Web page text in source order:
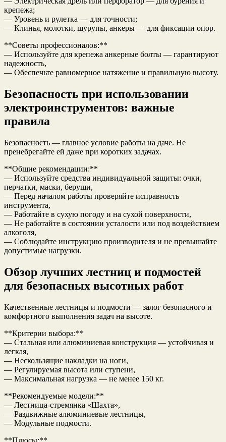
крепежа;
— Уровень и рулетка — для точности;
— Клинья, молотки, шурупы, анкеры — для фиксации опор.
**Советы профессионалов:**
— Используйте для крепежа анкерные болты — гарантируют
надежность,
— Обеспечьте равномерное натяжение и правильную высоту.
Безопасность при использовании
электроинструментов: важные
правила
Безопасность — главное условие работы на даче. Не
пренебрегайте ей даже при коротких задачах.
**Общие рекомендации:**
— Используйте средства индивидуальной защиты: очки,
перчатки, маски, беруши,
— Перед началом работы проверяйте исправность
инструмента,
— Работайте в сухую погоду и на сухой поверхности,
— Не работайте в состоянии усталости или под воздействием
алкоголя,
— Соблюдайте инструкцию производителя и не превышайте
допустимые нагрузки.
Обзор лучших лестниц и подмостей
для безопасных высотных работ
Качественные лестницы и подмости — залог безопасного и
комфортного выполнения задач на высоте.
**Критерии выбора:**
— Стальная или алюминиевая конструкция — устойчивая и
легкая,
— Нескользящие накладки на ноги,
— Регулируемая высота или ступени,
— Максимальная нагрузка — не менее 150 кг.
**Рекомендуемые модели:**
— Лестница-стремянка «Шахта»,
— Раздвижные алюминиевые лестницы,
— Модульные подмости.
**Плюсы:**